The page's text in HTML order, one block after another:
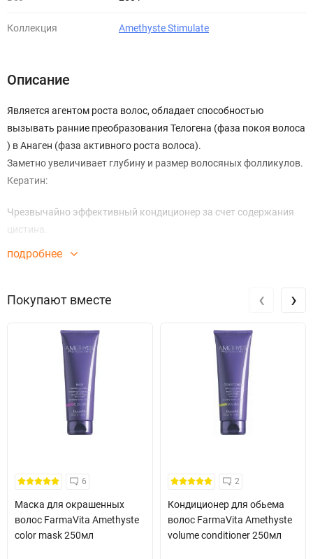
Коллекция Amethyste Stimulate
Описание
Является агентом роста волос, обладает способностью
вызывать ранние преобразования Телогена (фаза покоя волоса
) в Анаген (фаза активного роста волоса).
Заметно увеличивает глубину и размер волосяных фолликулов.
Кератин:
Чрезвычайно эффективный кондиционер за счет содержания
цистина.
Создает защитный пленкообразующий эффект.
Не содержит:
Синтетических красителей.
Веществ животного происхождения.
Энергетический шампунь для придания силы и укрепления
тонких и выпадающих волос. Оказывает стимулирующее
воздействие на кожу головы. Волосы становятся более
подробнее
Покупают вместе
6
Маска для окрашенных
волос FarmaVita Amethyste
color mask 250мл
2
Кондиционер для обьема
волос FarmaVita Amethyste
volume conditioner 250мл
‹ ›